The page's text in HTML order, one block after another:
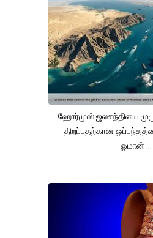
ஹோர்முஸ் ஜலசந்தியை
திறப்பதற்கான
ஓமான் ...